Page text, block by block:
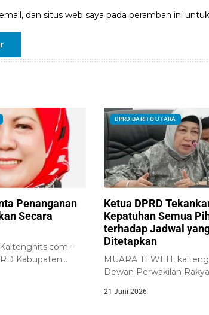
dan situs web saya pada peramban ini
Penanganan
Secara
–
Kabupaten
DPRD BARITO UTARA
Ketua DPRD
Kepatuhan Semua
terhadap Jadwal
Ditetapkan
MUARA TEWEH,
Dewan Perwakilan
21 Juni 2026